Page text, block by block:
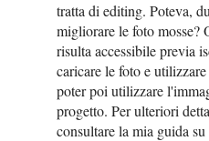
tratta di editing. Poteva,
migliorare le foto mosse?
risulta accessibile previa
caricare le foto e
poter poi utilizzare
progetto. Per ulteriori
consultare la mia guida su